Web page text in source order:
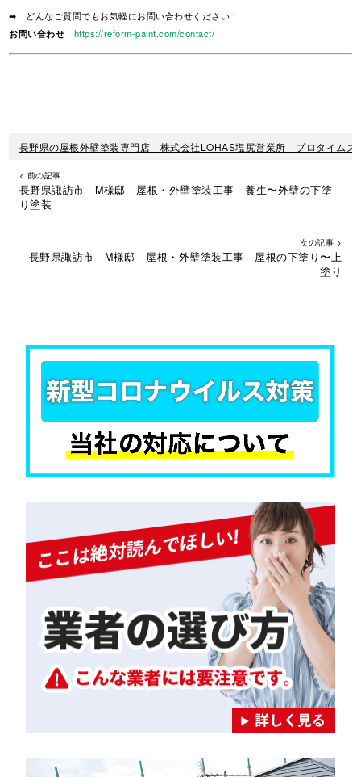
➡ どんなご質問でもお気軽にお問い合わせください！
お問い合わせ
https://reform-paint.com/contact/
長野県の屋根外壁塗装専門店 株式会社LOHAS塩尻営業所 プロタイムズ
< 前の記事
長野県諏訪市 M様邸 屋根・外壁塗装工事 養生〜外壁の下塗
り塗装
次の記事 >
長野県諏訪市 M様邸 屋根・外壁塗装工事 屋根の下塗り〜上
塗り